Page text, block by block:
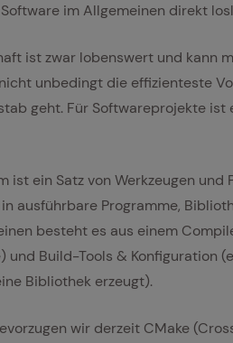
im Allgemeinen direkt
ist zwar lobenswert und kann
unbedingt die effizienteste
geht. Für Softwareprojekte ist
ist ein Satz von Werkzeugen
ausführbare Programme,
besteht es aus einem
und Build-Tools & Konfiguration
Bibliothek erzeugt).
wir derzeit CMake